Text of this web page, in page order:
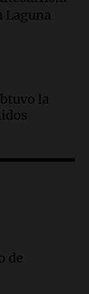
por
para
su
el
Laguna
la
de